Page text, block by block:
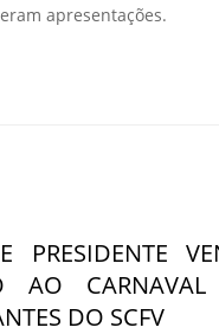
apresentações.
PRESIDENTE
AO
DO SCFV